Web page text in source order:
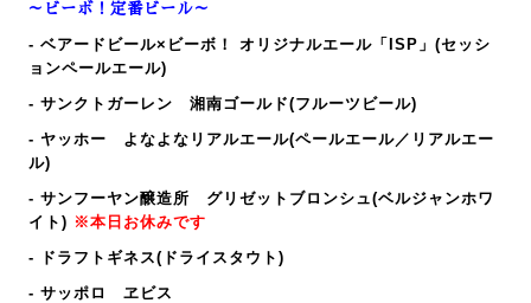
～ビーボ！定番ビール～
- ベアードビール×ビーボ！ オリジナルエール「ISP」(セッシ
ョンペールエール)
- サンクトガーレン 湘南ゴールド(フルーツビール)
- ヤッホー よなよなリアルエール(ペールエール／リアルエー
ル)
- サンフーヤン醸造所 グリゼットブロンシュ(ベルジャンホワ
イト) ※本日お休みです
- ドラフトギネス(ドライスタウト)
- サッポロ ヱビス